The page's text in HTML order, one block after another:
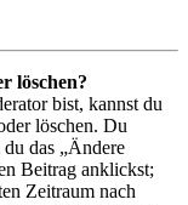
löschen?
bist, kannst du
löschen. Du
das „Ändere
Beitrag anklickst;
Zeitraum nach